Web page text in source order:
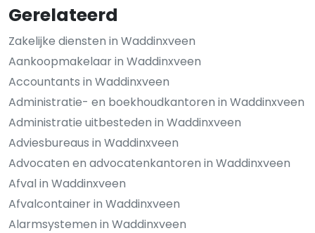
Gerelateerd
Zakelijke diensten in Waddinxveen
Aankoopmakelaar in Waddinxveen
Accountants in Waddinxveen
Administratie- en boekhoudkantoren in Waddinxveen
Administratie uitbesteden in Waddinxveen
Adviesbureaus in Waddinxveen
Advocaten en advocatenkantoren in Waddinxveen
Afval in Waddinxveen
Afvalcontainer in Waddinxveen
Alarmsystemen in Waddinxveen